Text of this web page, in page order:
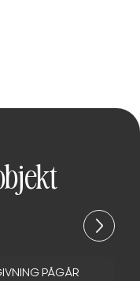
PÅGÅR